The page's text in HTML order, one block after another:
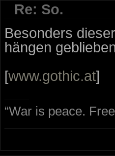
Re: So.
Besonders
hängen
[www.gothic.at]
“War is peace.